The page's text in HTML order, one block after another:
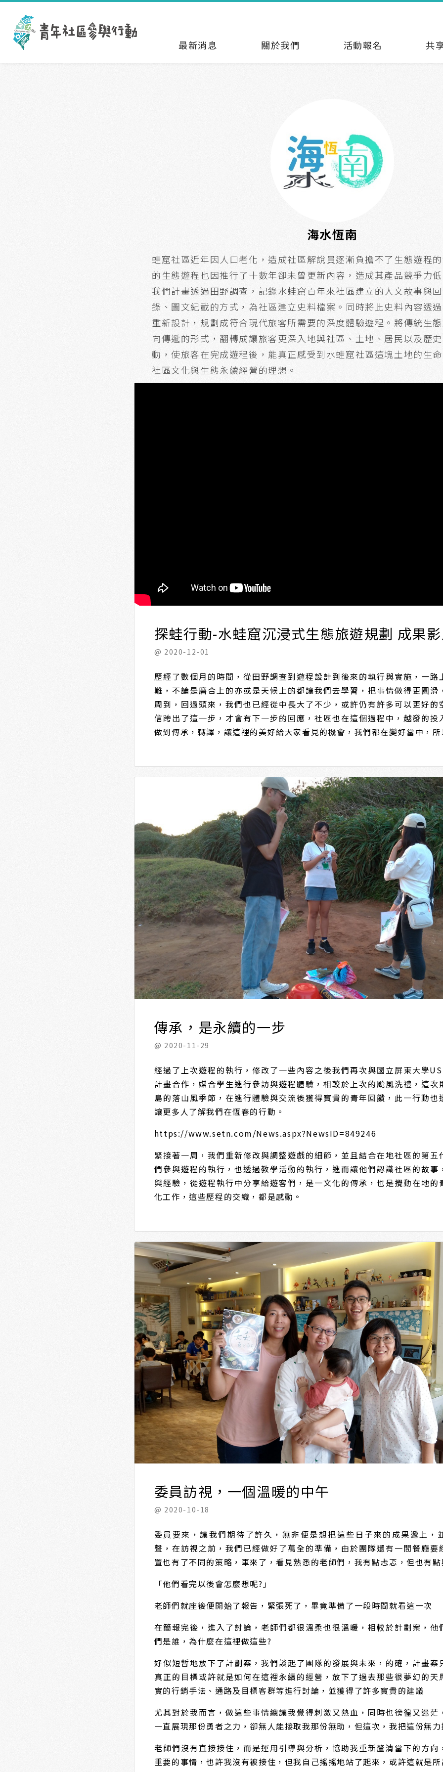
最新消息 關於我們 活動報名 共
海水恆南
蛙窟社區近年因人口老化，造成社區解說員逐漸負擔不了生態遊程
的生態遊程也因推行了十數年卻未曾更新內容，造成其產品競爭
我們計畫透過田野調查，記錄水蛙窟百年來社區建立的人文故事與
錄、圖文紀載的方式，為社區建立史料檔案。同時將此史料內容透
重新設計，規劃成符合現代旅客所需要的深度體驗遊程。將傳統生
向傳遞的形式，翻轉成讓旅客更深入地與社區、土地、居民以及歷
動，使旅客在完成遊程後，能真正感受到水蛙窟社區這塊土地的生
社區文化與生態永續經營的理想。
探蛙行動-水蛙窟沉浸式生態旅遊規劃 成果
@ 2020-12-01
歷經了數個月的時間，從田野調查到遊程設計到後來的執行與實施，一路
難，不論是磨合上的亦或是天候上的都讓我們去學習，把事情做得更圓滑
周到，回過頭來，我們也已經從中長大了不少，或許仍有許多可以更好的
信跨出了這一步，才會有下一步的回應，社區也在這個過程中，越發的投
做到傳承，轉譯，讓這裡的美好給大家看見的機會，我們都在變好當中，
傳承，是永續的一步
@ 2020-11-29
經過了上次遊程的執行，修改了一些內容之後我們再次與國立屏東大學
計畫合作，媒合學生進行參訪與遊程體驗，相較於上次的颱風洗禮，這次
島的落山風季節，在進行體驗與交流後獲得寶貴的青年回饋，此一行動也
讓更多人了解我們在恆春的行動。
https://www.setn.com/News.aspx?NewsID=849246
緊接著一周，我們重新修改與調整遊戲的細節，並且結合在地社區的第五
們參與遊程的執行，也透過教學活動的執行，進而讓他們認識社區的故事
與經驗，從遊程執行中分享給遊客們，是一文化的傳承，也是攪動在地的
化工作，這些歷程的交織，都是感動。
委員訪視，一個溫暖的中午
@ 2020-10-18
委員要來，讓我們期待了許久，無非便是想把這些日子來的成果遞上，
聲，在訪視之前，我們已經做好了萬全的準備，由於團隊還有一間餐廳要
置也有了不同的策略，車來了，看見熟悉的老師們，我有點忐忑，但也有
「他們看完以後會怎麼想呢?」
老師們就座後便開始了報告，緊張死了，畢竟準備了一段時間就看這一次
在簡報完後，進入了討論，老師們都很溫柔也很溫暖，相較於計劃案，他
們是誰，為什麼在這裡做這些?
好似短暫地放下了計劃案，我們談起了團隊的發展與未來，的確，計畫案
真正的目標或許就是如何在這裡永續的經營，放下了過去那些很夢幻的天
實的行銷手法、通路及目標客群等進行討論，並獲得了許多寶貴的建議
尤其對於我而言，做這些事情總讓我覺得刺激又熱血，同時也徬徨又迷茫
一直展現那份勇者之力，卻無人能接取我那份無助，但這次，我把這份無
老師們沒有直接接住，而是運用引導與分析，協助我重新釐清當下的方向
重要的事情，也許我沒有被接住，但我自己搖搖地站了起來，或許這就是